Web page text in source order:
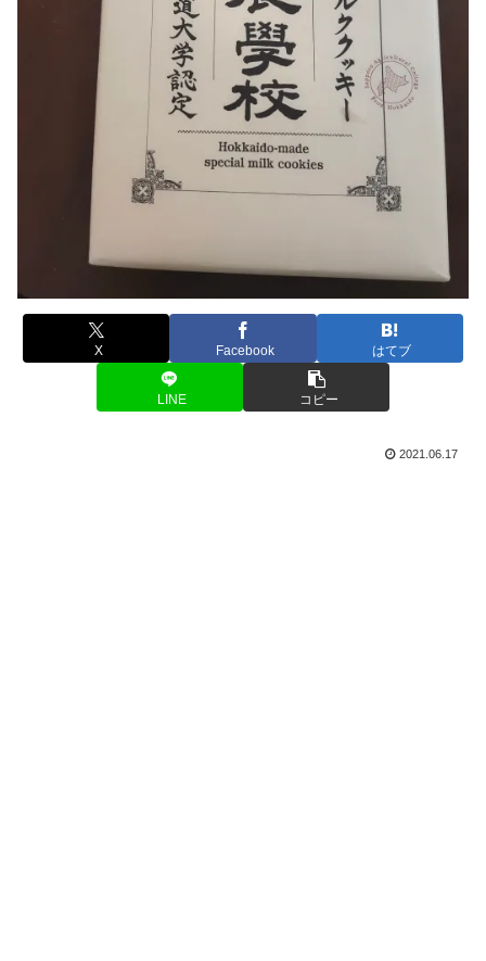
X Facebook はてブ
LINE コピー
2021.06.17